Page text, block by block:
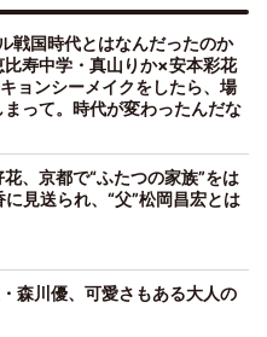
戦国時代とはなんだったのか
比寿中学・真山りか×安本彩花
ョンシーメイクをしたら、場
って。時代が変わったんだな
、京都で“ふたつの家族”をは
に見送られ、“父”松岡昌宏とは
森川優、可愛さもある大人の